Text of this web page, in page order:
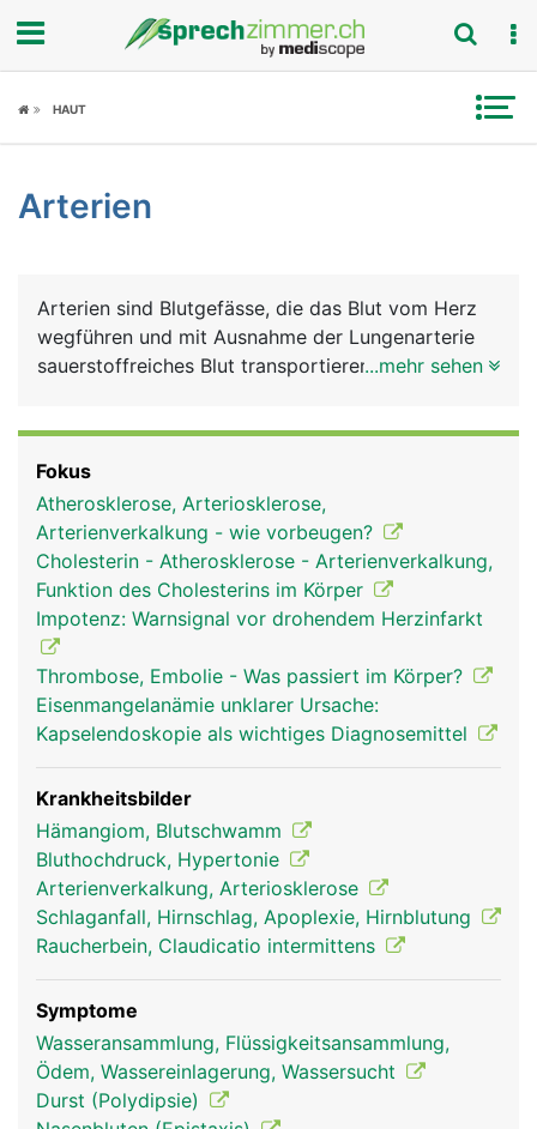
Fokus
Symptome
News
Rubriken
HAUT
Arterien
Arterien sind Blutgefässe, die das Blut vom Herz
wegführen und mit Ausnahme der Lungenarterie
sauerstoffreiches Blut transportieren. Die grösste
2.5 Zentimeter und eine Länge von etwa 30 bis 40
Zentimeter hat. Aus der Aorta zweigen alle
Arterien des Körpers ab.
arterien frau arterien mann
...mehr sehen
Fokus
Atherosklerose, Arteriosklerose,
Arterienverkalkung - wie vorbeugen?
Cholesterin - Atherosklerose - Arterienverkalkung,
Funktion des Cholesterins im Körper
Impotenz: Warnsignal vor drohendem Herzinfarkt
Thrombose, Embolie - Was passiert im Körper?
Eisenmangelanämie unklarer Ursache:
Kapselendoskopie als wichtiges Diagnosemittel
Krankheitsbilder
Hämangiom, Blutschwamm
Bluthochdruck, Hypertonie
Arterienverkalkung, Arteriosklerose
Schlaganfall, Hirnschlag, Apoplexie, Hirnblutung
Raucherbein, Claudicatio intermittens
Symptome
Wasseransammlung, Flüssigkeitsansammlung,
Ödem, Wassereinlagerung, Wassersucht
Durst (Polydipsie)